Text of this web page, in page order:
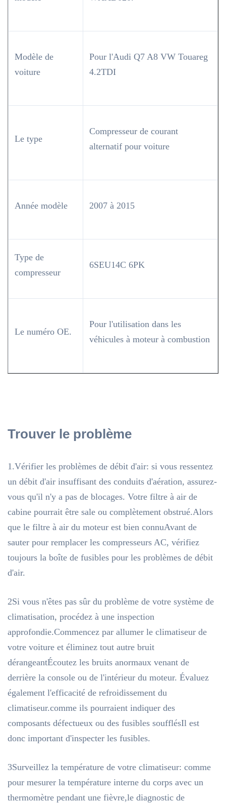
Modèle de
voiture
Pour l'Audi Q7 A8 VW Touareg
4.2TDI
Le type
Compresseur de courant
alternatif pour voiture
Année modèle 2007 à 2015
Type de
compresseur
6SEU14C 6PK
Le numéro OE.
Pour l'utilisation dans les
véhicules à moteur à combustion
Trouver le problème
1.Vérifier les problèmes de débit d'air: si vous ressentez
un débit d'air insuffisant des conduits d'aération, assurez-
vous qu'il n'y a pas de blocages. Votre filtre à air de
cabine pourrait être sale ou complètement obstrué.Alors
que le filtre à air du moteur est bien connuAvant de
sauter pour remplacer les compresseurs AC, vérifiez
toujours la boîte de fusibles pour les problèmes de débit
d'air.
2Si vous n'êtes pas sûr du problème de votre système de
climatisation, procédez à une inspection
approfondie.Commencez par allumer le climatiseur de
votre voiture et éliminez tout autre bruit
dérangeantÉcoutez les bruits anormaux venant de
derrière la console ou de l'intérieur du moteur. Évaluez
également l'efficacité de refroidissement du
climatiseur.comme ils pourraient indiquer des
composants défectueux ou des fusibles soufflésIl est
donc important d'inspecter les fusibles.
3Surveillez la température de votre climatiseur: comme
pour mesurer la température interne du corps avec un
thermomètre pendant une fièvre,le diagnostic de